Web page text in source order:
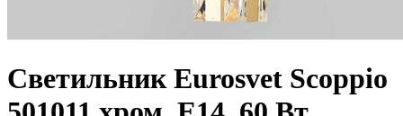
Светильник Eurosvet Scoppio